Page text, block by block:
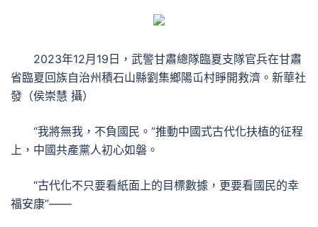
2023年12月19日，武警甘肅總隊臨夏支隊官兵在甘肅
省臨夏回族自治州積石山縣劉集鄉陽屲村睜開救濟。新華社
發（侯崇慧 攝）
“我將無我，不負國民。”推動中國式古代化扶植的征程
上，中國共產黨人初心如磐。
“古代化不只要看紙面上的目標數據，更要看國民的幸
福安康”——